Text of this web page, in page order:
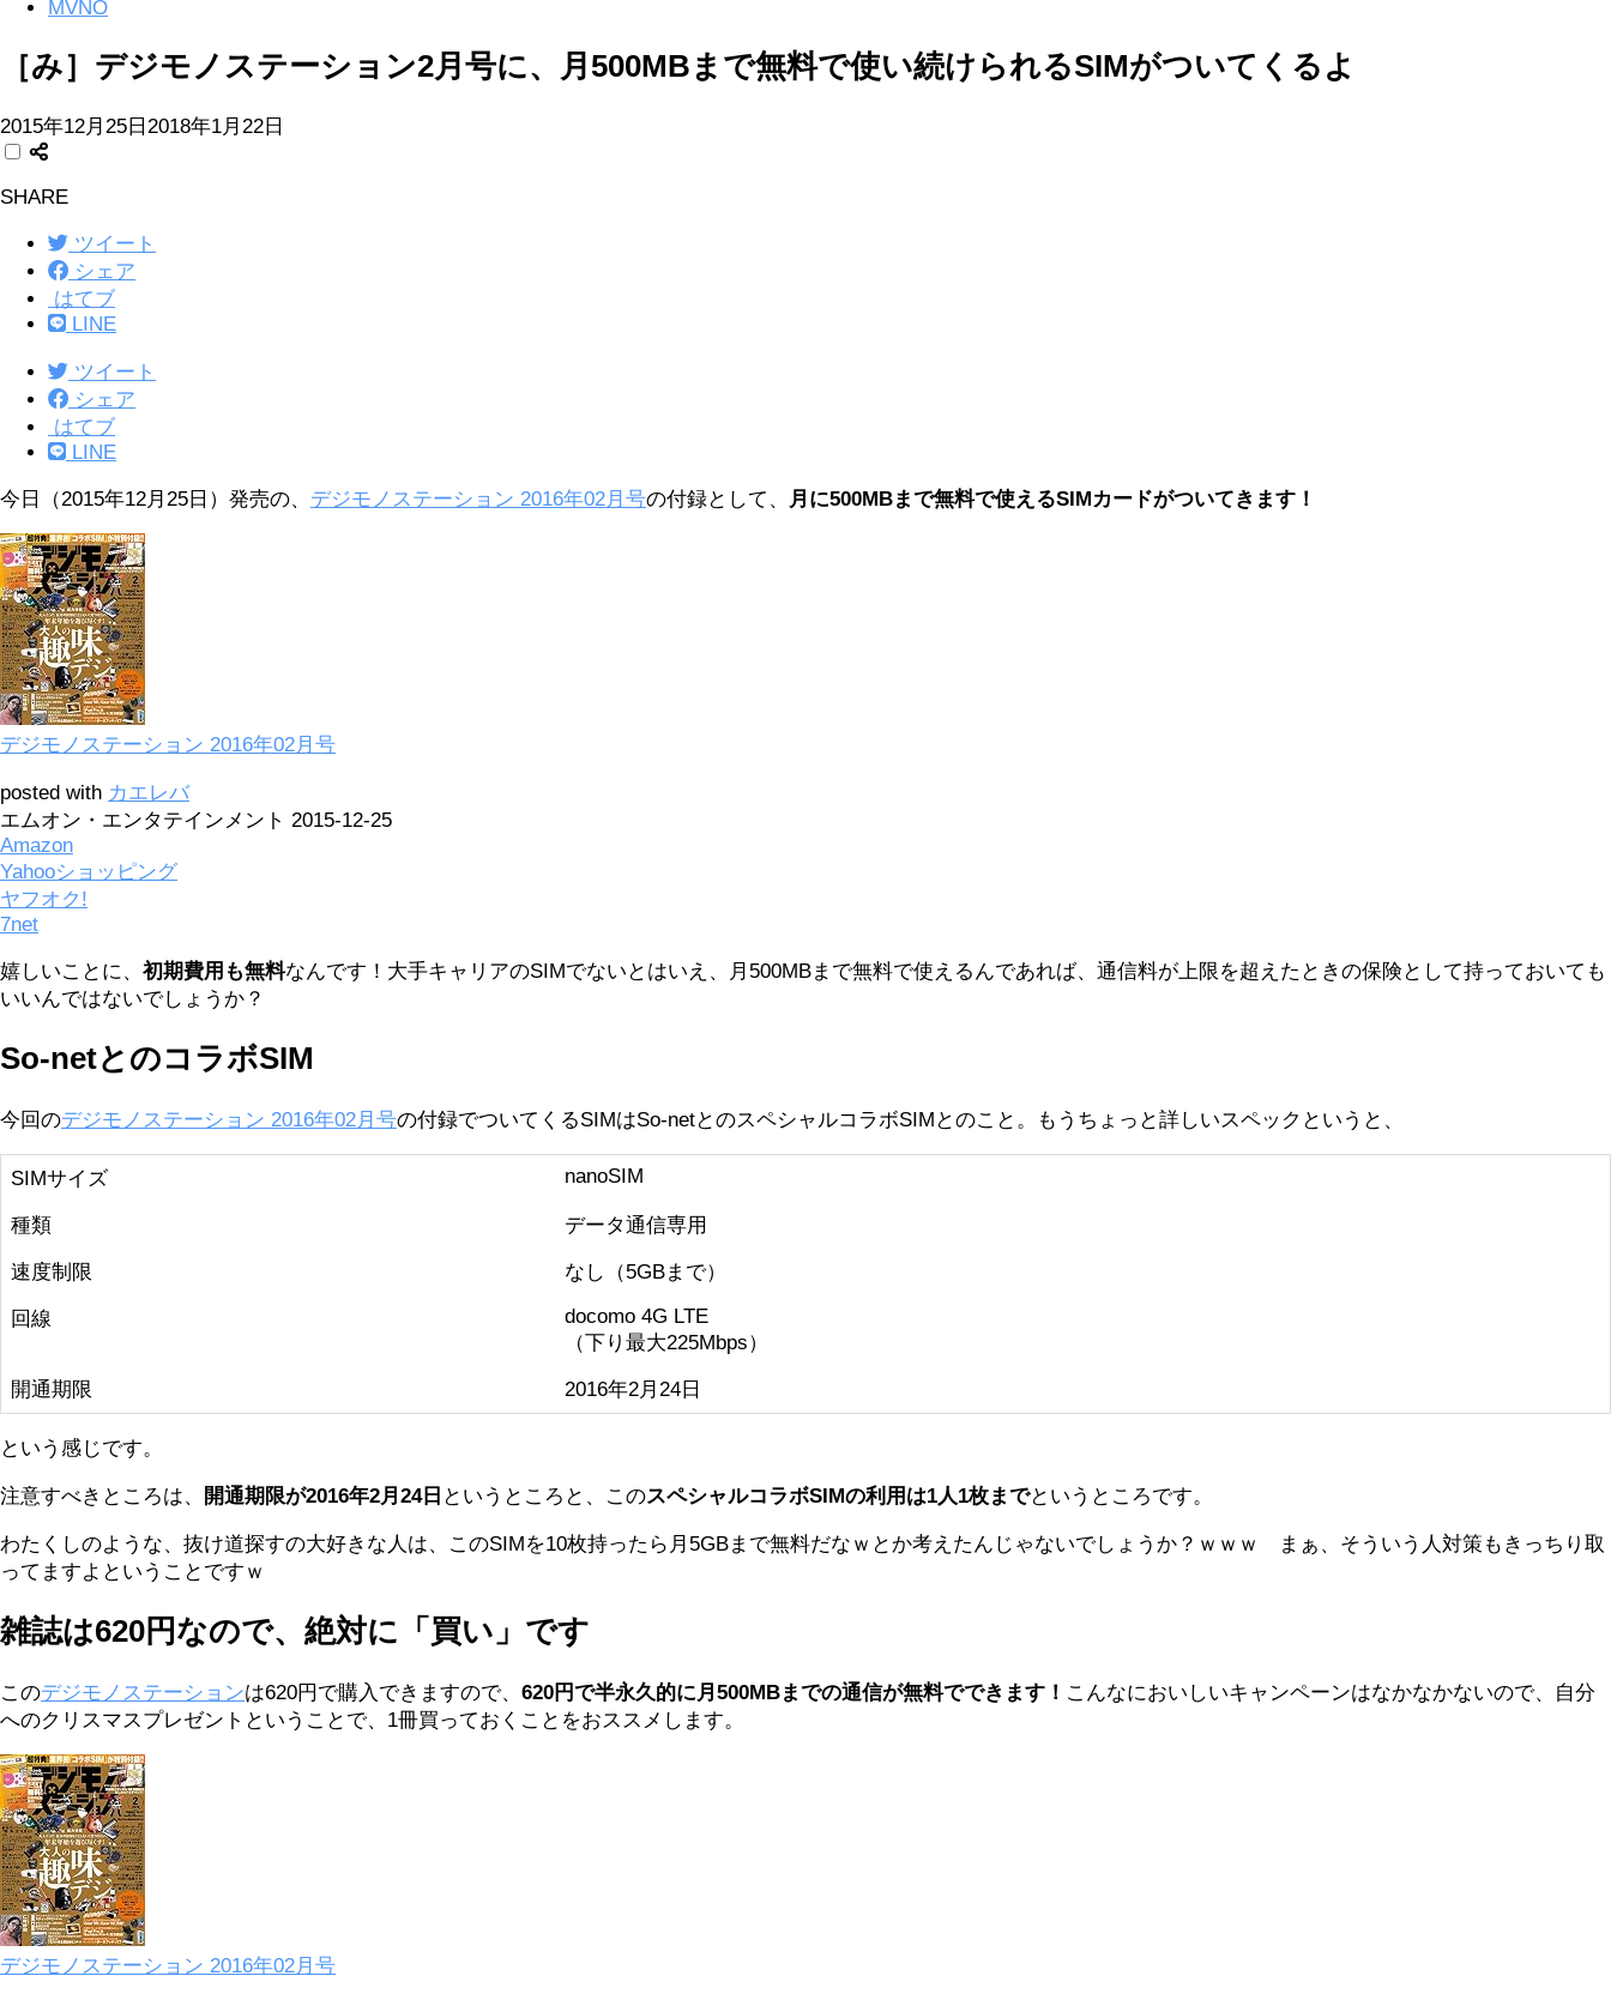
MVNO
［み］デジモノステーション2月号に、月500MBまで無料で使い続けられるSIMがついてくるよ
2015年12月25日 2018年1月22日
SHARE
ツイート
シェア
はてブ
LINE
ツイート
シェア
はてブ
LINE
今日（2015年12月25日）発売の、 デジモノステーション 2016年02月号の付録として、 月に500MBまで無料で使えるSIMカードがついてきます！
デジモノステーション 2016年02月号
posted with カエレバ
エムオン・エンタテインメント 2015-12-25
Amazon
Yahooショッピング
ヤフオク!
7net
嬉しいことに、 初期費用も無料なんです！大手キャリアのSIMでないとはいえ、月500MBまで無料で使えるんであれば、通信料が上限を超えたときの保険として持っておいても
いいんではないでしょうか？
So-netとのコラボSIM
今回のデジモノステーション 2016年02月号の付録でついてくるSIMはSo-netとのスペシャルコラボSIMとのこと。もうちょっと詳しいスペックというと、
SIMサイズ nanoSIM
種類 データ通信専用
速度制限 なし（5GBまで）
回線
docomo 4G LTE
（下り最大225Mbps）
開通期限 2016年2月24日
という感じです。
注意すべきところは、 開通期限が2016年2月24日 というところと、このスペシャルコラボSIMの利用は1人1枚までというところです。
わたくしのような、抜け道探すの大好きな人は、このSIMを10枚持ったら月5GBまで無料だなｗとか考えたんじゃないでしょうか？ｗｗｗ まぁ、そういう人対策もきっちり取
ってますよということですｗ
雑誌は620円なので、絶対に「買い」です
このデジモノステーションは620円で購入できますので、 620円で半永久的に月500MBまでの通信が無料でできます！ こんなにおいしいキャンペーンはなかなかないので、自分
へのクリスマスプレゼントということで、1冊買っておくことをおススメします。
デジモノステーション 2016年02月号